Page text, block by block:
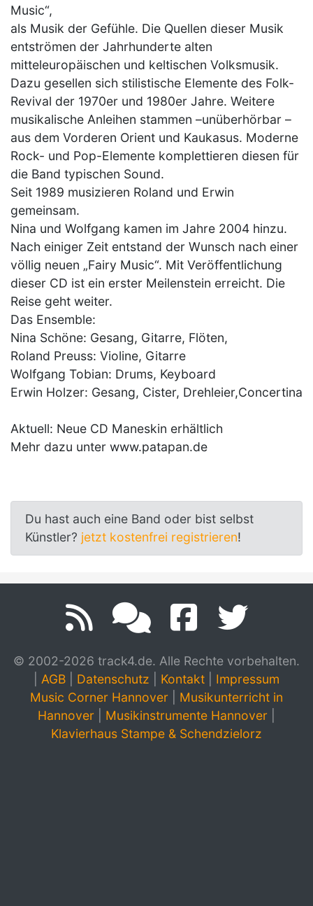
Music“,
als Musik der Gefühle. Die Quellen dieser Musik
entströmen der Jahrhunderte alten
mitteleuropäischen und keltischen Volksmusik.
Dazu gesellen sich stilistische Elemente des Folk-
Revival der 1970er und 1980er Jahre. Weitere
musikalische Anleihen stammen –unüberhörbar –
aus dem Vorderen Orient und Kaukasus. Moderne
Rock- und Pop-Elemente komplettieren diesen für
die Band typischen Sound.
Seit 1989 musizieren Roland und Erwin
gemeinsam.
Nina und Wolfgang kamen im Jahre 2004 hinzu.
Nach einiger Zeit entstand der Wunsch nach einer
völlig neuen „Fairy Music“. Mit Veröffentlichung
dieser CD ist ein erster Meilenstein erreicht. Die
Reise geht weiter.
Das Ensemble:
Nina Schöne: Gesang, Gitarre, Flöten,
Roland Preuss: Violine, Gitarre
Wolfgang Tobian: Drums, Keyboard
Erwin Holzer: Gesang, Cister, Drehleier,Concertina
Aktuell: Neue CD Maneskin erhältlich
Mehr dazu unter www.patapan.de
Du hast auch eine Band oder bist selbst
Künstler? jetzt kostenfrei registrieren!
© 2002-2026 track4.de. Alle Rechte vorbehalten.
AGB Datenschutz Kontakt
Impressum
Music Corner Hannover
Musikunterricht in
Hannover
Musikinstrumente Hannover
Klavierhaus Stampe & Schendzielorz